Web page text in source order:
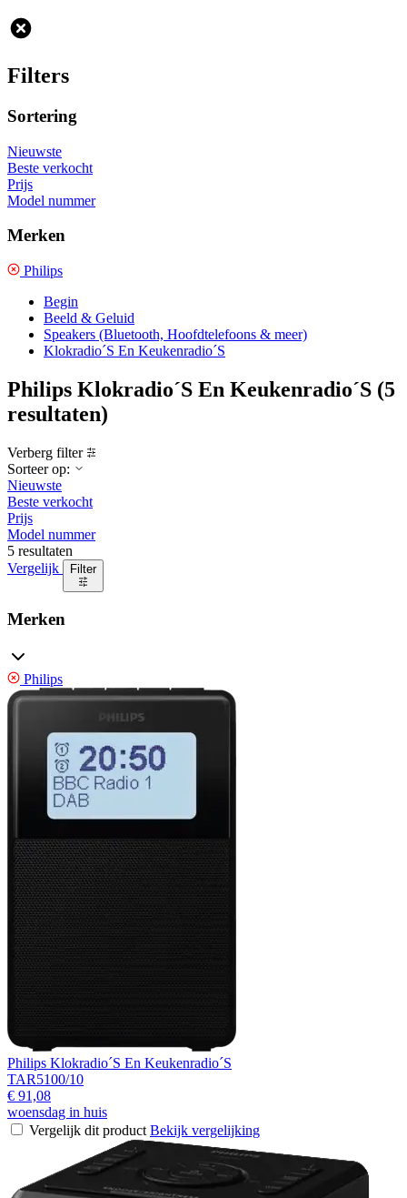
Filters
Sortering
Nieuwste
Beste verkocht
Prijs
Model nummer
Merken
Philips
Begin
Beeld & Geluid
Speakers (Bluetooth, Hoofdtelefoons & meer)
Klokradio´S En Keukenradio´S
Philips Klokradio´S En Keukenradio´S (5
resultaten)
Verberg filter
Sorteer op:
Nieuwste
Beste verkocht
Prijs
Model nummer
5 resultaten
Vergelijk
Filter
Merken
Philips
Philips Klokradio´S En Keukenradio´S
TAR5100/10
€ 91,08
woensdag in huis
Vergelijk dit product Bekijk vergelijking